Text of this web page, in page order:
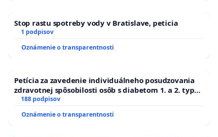
Stop rastu spotreby vody v Bratislave, peticia
1 podpisov
Oznámenie o transparentnosti
Petícia za zavedenie individuálneho posudzovania
zdravotnej spôsobilosti osôb s diabetom 1. a 2. typu
pri prijímaní do Policajného zboru SR
188 podpisov
Oznámenie o transparentnosti